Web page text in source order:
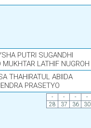
PUTRI SUGANDHI
LATHIF NUGROH
THAHIRATUL ABIIDA
PRASETYO
- - -
-
28
37 36 30